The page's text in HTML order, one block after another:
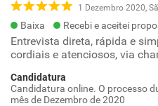
1 Dezembro 2020,
Baixa Recebi e aceitei
Entrevista direta, rápida e
cordiais e atenciosos, via
Candidatura
Candidatura online. O processo
mês de Dezembro de 2020